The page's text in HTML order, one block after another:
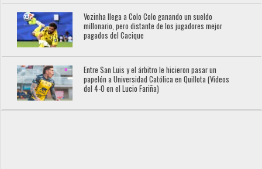
Vozinha llega a Colo Colo ganando un sueldo
millonario, pero distante de los jugadores mejor
pagados del Cacique
Entre San Luis y el árbitro le hicieron pasar un
papelón a Universidad Católica en Quillota (Videos
del 4-0 en el Lucio Fariña)